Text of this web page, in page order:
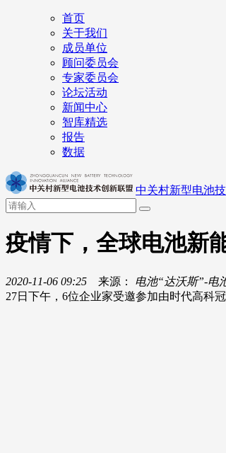
首页
关于我们
成员单位
顾问委员会
专家委员会
论坛活动
新闻中心
智库精选
报告
数据
中关村新型电池
疫情下，全球电池新
2020-11-06 09:25 来源： 电池“达沃斯”-电
27日下午，6位企业家受邀参加由时代高科